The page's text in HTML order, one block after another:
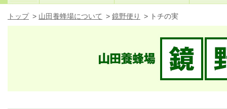
トップ > 山田養蜂場について > 鏡野便り > トチの実